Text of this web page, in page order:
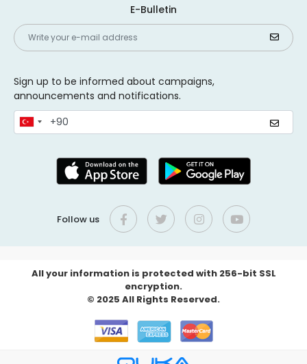
E-Bulletin
Sign up to be informed about campaigns,
announcements and notifications.
Follow us
All your information is protected with 256-bit SSL
encryption.
© 2025 All Rights Reserved.